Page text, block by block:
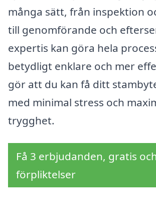
många sätt, från inspektion
till genomförande och
expertis kan göra hela
betydligt enklare och mer
gör att du kan få ditt
med minimal stress och
trygghet.
Få 3 erbjudanden, gratis
förpliktelser